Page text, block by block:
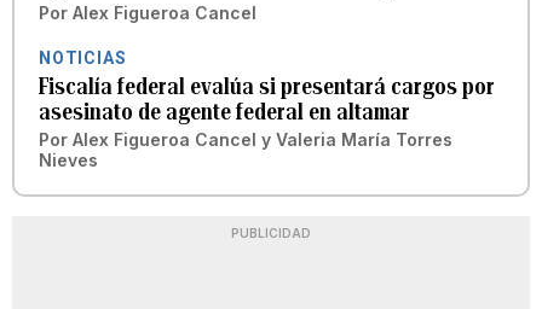
Por Alex Figueroa Cancel
NOTICIAS
Fiscalía federal evalúa si presentará cargos por
asesinato de agente federal en altamar
Por Alex Figueroa Cancel y Valeria María Torres
Nieves
PUBLICIDAD